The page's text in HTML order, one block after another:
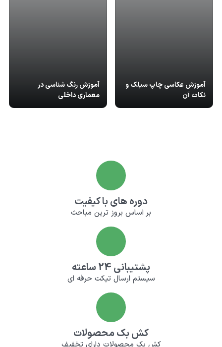
آموزش عکاسی چاپ سیلک و
نکات آن
آموزش رنگ شناسی در
معماری داخلی
دوره های با کیفیت
بر اساس بروز ترین مباحث
پشتیبانی 24 ساعته
سیستم ارسال تیکت حرفه ای
کش بک محصولات
کش بک محصولات دارای تخفیف